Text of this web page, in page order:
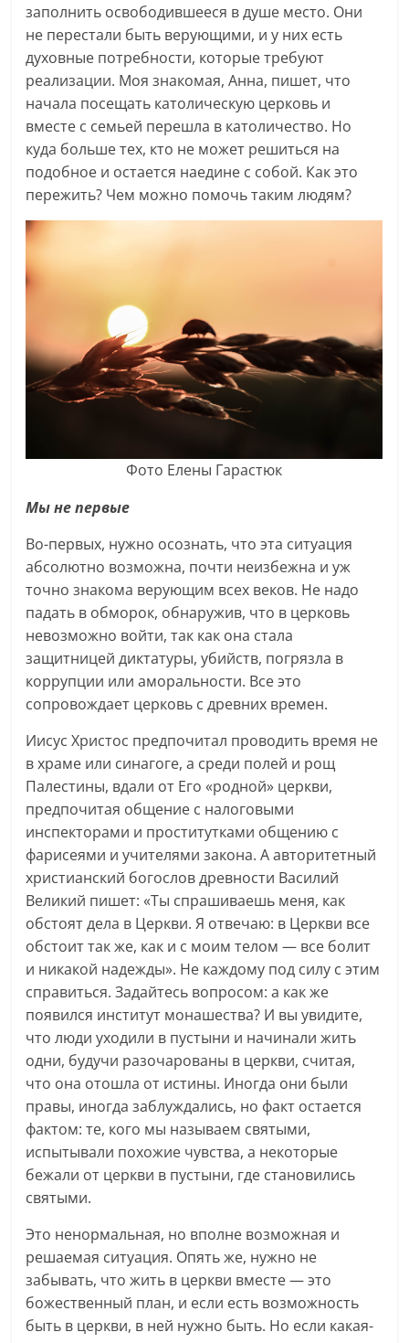
заполнить освободившееся в душе место. Они
не перестали быть верующими, и у них есть
духовные потребности, которые требуют
реализации. Моя знакомая, Анна, пишет, что
начала посещать католическую церковь и
вместе с семьей перешла в католичество. Но
куда больше тех, кто не может решиться на
подобное и остается наедине с собой. Как это
пережить? Чем можно помочь таким людям?
Фото Елены Гарастюк
Мы не первые
Во-первых, нужно осознать, что эта ситуация
абсолютно возможна, почти неизбежна и уж
точно знакома верующим всех веков. Не надо
падать в обморок, обнаружив, что в церковь
невозможно войти, так как она стала
защитницей диктатуры, убийств, погрязла в
коррупции или аморальности. Все это
сопровождает церковь с древних времен.
Иисус Христос предпочитал проводить время не
в храме или синагоге, а среди полей и рощ
Палестины, вдали от Его «родной» церкви,
предпочитая общение с налоговыми
инспекторами и проститутками общению с
фарисеями и учителями закона. А авторитетный
христианский богослов древности Василий
Великий пишет: «Ты спрашиваешь меня, как
обстоят дела в Церкви. Я отвечаю: в Церкви все
обстоит так же, как и с моим телом — все болит
и никакой надежды». Не каждому под силу с этим
справиться. Задайтесь вопросом: а как же
появился институт монашества? И вы увидите,
что люди уходили в пустыни и начинали жить
одни, будучи разочарованы в церкви, считая,
что она отошла от истины. Иногда они были
правы, иногда заблуждались, но факт остается
фактом: те, кого мы называем святыми,
испытывали похожие чувства, а некоторые
бежали от церкви в пустыни, где становились
святыми.
Это ненормальная, но вполне возможная и
решаемая ситуация. Опять же, нужно не
забывать, что жить в церкви вместе — это
божественный план, и если есть возможность
быть в церкви, в ней нужно быть. Но если какая-